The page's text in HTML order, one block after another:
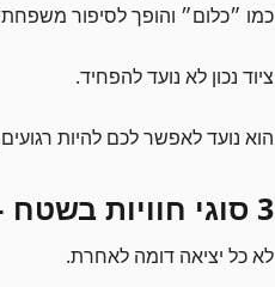
כמו ״כלום״ והופך לסיפור
ציוד נכון לא נועד להפחיד.
הוא נועד לאפשר לכם להיות
3 סוגי חוויות בשטח – ואיפה הציוד נכנס לתמונה?
לא כל יציאה דומה לאחרת.